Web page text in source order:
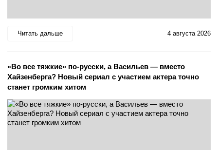
Читать дальше 4 августа 2026
«Во все тяжкие» по-русски, а Васильев — вместо
Хайзенберга? Новый сериал с участием актера точно
станет громким хитом